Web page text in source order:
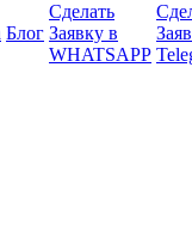
Блог
Сделать
Заявку в
WHATSAPP